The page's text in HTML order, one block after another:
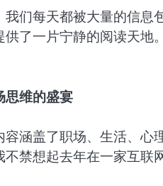
们每天都被大量的信
了一片宁静的阅读天
思维的盛宴
涵盖了职场、生活、
禁想起去年在一家互联